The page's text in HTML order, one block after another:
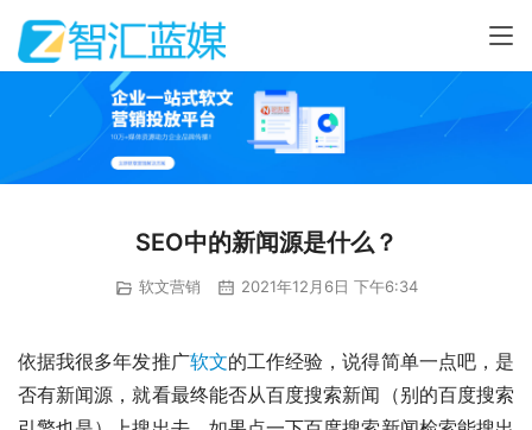
SEO中的新闻源是什么？
软文营销 2021年12月6日 下午6:34
依据我很多年发推广软文的工作经验，说得简单一点吧，是
否有新闻源，就看最终能否从百度搜索新闻（别的百度搜索